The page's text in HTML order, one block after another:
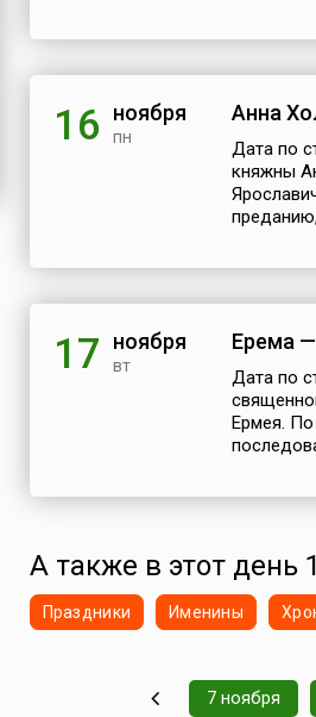
16 ноября
пн
Анна
Дата по
княжны
17 ноября
вт
Ерема
Дата по
Ермея.
А также в этот день
Праздники Именины
7 ноября